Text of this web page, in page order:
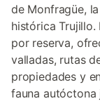
de Monfragüe,
histórica
por reserva,
valladas, rutas
propiedades y
fauna autóctona